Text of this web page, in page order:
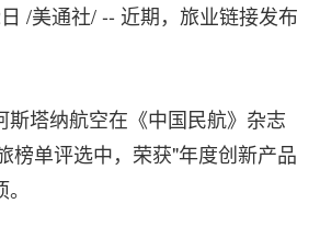
/美通社/ -- 近期，旅业链接发布
斯塔纳航空在《中国民航》杂志
榜单评选中，荣获"年度创新产品